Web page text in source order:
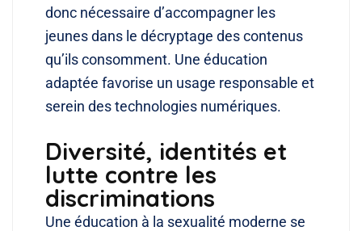
donc nécessaire d’accompagner les
jeunes dans le décryptage des contenus
qu’ils consomment. Une éducation
adaptée favorise un usage responsable et
serein des technologies numériques.
Diversité, identités et
lutte contre les
discriminations
Une éducation à la sexualité moderne se